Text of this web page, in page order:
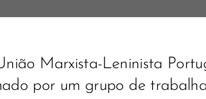
Marxista-Leninista
por um grupo de